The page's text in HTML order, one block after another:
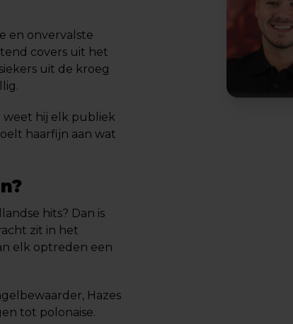
en onvervalste
covers uit het
uit de kroeg
weet hij elk publiek
haarfijn aan wat
hits? Dan is
zit in het
elk optreden een
Hazes
tot polonaise.